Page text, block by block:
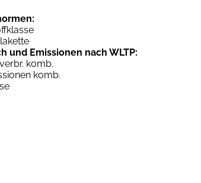
und Emissionen nach WLTP:
komb.
komb.